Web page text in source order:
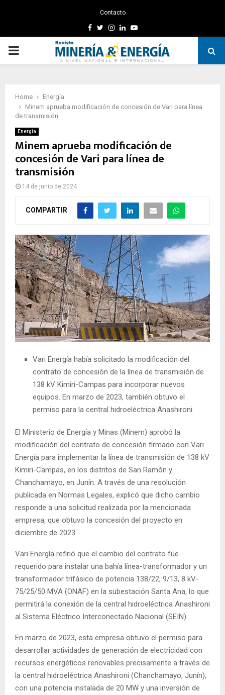
Contacto
Facebook
TwitterInstagram
LinkedinYoutube
PRIMARY
Home
Energía
Minem aprueba modificación de concesión de Vari para línea
de transmisión
Energía
Minem aprueba modificación de
concesión de Vari para línea de
transmisión
14 de junio de 2024
COMPARTIR
Vari Energía había solicitado la modificación del
contrato de concesión de la línea de transmisión de
138 kV Kimiri-Campas para incorporar nuevos
equipos. En marzo de 2023, también obtuvo el
permiso para la central hidroeléctrica Anashironi.
El Ministerio de Energía y Minas (Minem) aprobó la
modificación del contrato de concesión firmado con Vari
Energía para implementar la línea de transmisión de 138 kV
Kimiri-Campas, en los distritos de San Ramón y
Chanchamayo, en Junín. A través de una resolución
publicada en Normas Legales, explicó que dicho cambio
responde a una solicitud realizada por la mencionada
empresa, que obtuvo la concesión del proyecto en
diciembre de 2023.
Vari Energía refirió que el cambio del contrato fue
requerido para instalar una bahía línea-transformador y un
transformador trifásico de potencia 138/22, 9/13, 8 kV-
75/25/50 MVA (ONAF) en la subestación Santa Ana, lo que
permitirá la conexión de la central hidroeléctrica Anashironi
al Sistema Eléctrico Interconectado Nacional (SEIN).
En marzo de 2023, esta empresa obtuvo el permiso para
desarrollar actividades de generación de electricidad con
recursos energéticos renovables precisamente a través de
la central hidroeléctrica Anashironi (Chanchamayo, Junín),
con una potencia instalada de 20 MW y una inversión de